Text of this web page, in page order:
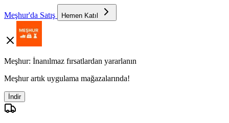
Meşhur'da Satış Hemen Katıl
Meşhur: İnanılmaz fırsatlardan yararlanın
Meşhur artık uygulama mağazalarında!
İndir